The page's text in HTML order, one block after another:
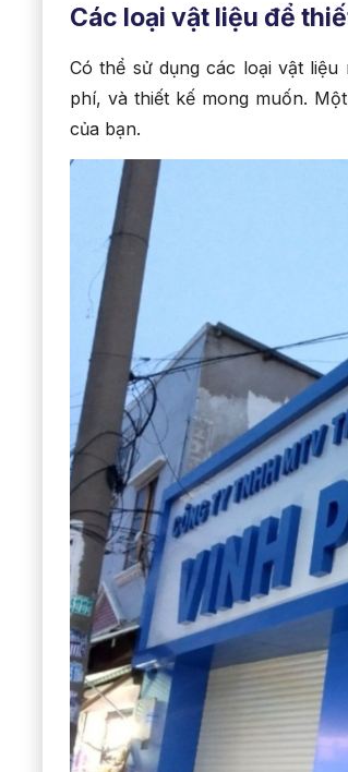
Các loại vật liệu để
Có thể sử dụng các loại vật
phí, và thiết kế mong muốn.
của bạn.